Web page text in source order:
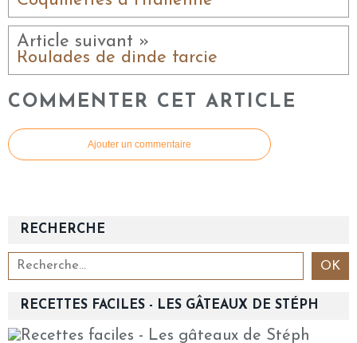
Article suivant »
Roulades de dinde farcie
COMMENTER CET ARTICLE
Ajouter un commentaire
RECHERCHE
RECETTES FACILES - LES GÂTEAUX DE STÉPH